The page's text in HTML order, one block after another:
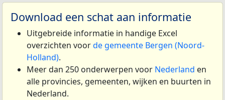
Download een schat aan informatie
Uitgebreide informatie in handige Excel
overzichten voorde gemeente Bergen (Noord-
Holland).
Meer dan 250 onderwerpen voor Nederland en
alle provincies, gemeenten, wijken en buurten in
Nederland.